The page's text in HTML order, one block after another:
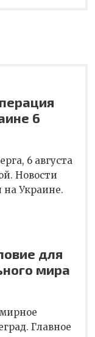
6
6 августа
Новости
на Украине.
для
мира
Главное